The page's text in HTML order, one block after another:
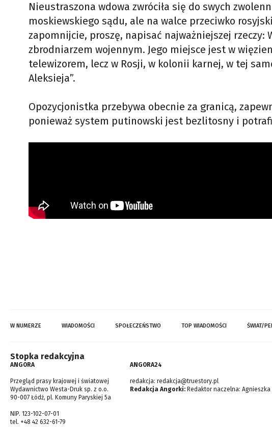
Nieustraszona wdowa zwróciła się do swych
moskiewskiego sądu, ale na walce przeciwko
zapomnijcie, proszę, napisać najważniejszej rzeczy:
zbrodniarzem wojennym. Jego miejsce jest w
telewizorem, lecz w Rosji, w kolonii karnej, w tej
Aleksieja”.
Opozycjonistka przebywa obecnie za granicą,
ponieważ system putinowski jest bezlitosny i potrafi
W NUMERZE WIADOMOŚCI SPOŁECZEŃSTWO TOP WIADOMOŚCI ŚWIAT/
Stopka redakcyjna
ANGORA
Przegląd prasy krajowej i światowej
Wydawnictwo Westa-Druk sp. z o.o.
90-007 Łódź, pl. Komuny Paryskiej 5a
NIP. 123-102-07-01
tel. +48 42 632-61-79
ANGORA24
redakcja: redakcja@truestory.pl
Redakcja Angorki: Redaktor naczelna: